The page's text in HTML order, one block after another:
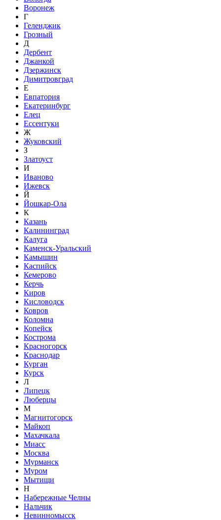
Воронеж
Г
Геленджик
Грозный
Д
Дербент
Джанкой
Дзержинск
Димитровград
Е
Евпатория
Екатеринбург
Елец
Ессентуки
Ж
Жуковский
З
Златоуст
И
Иваново
Ижевск
Й
Йошкар-Ола
К
Казань
Калининград
Калуга
Каменск-Уральский
Камышин
Каспийск
Кемерово
Керчь
Киров
Кисловодск
Ковров
Коломна
Копейск
Кострома
Красногорск
Краснодар
Курган
Курск
Л
Липецк
Люберцы
М
Магнитогорск
Майкоп
Махачкала
Миасс
Москва
Мурманск
Муром
Мытищи
Н
Набережные Челны
Нальчик
Невинномысск